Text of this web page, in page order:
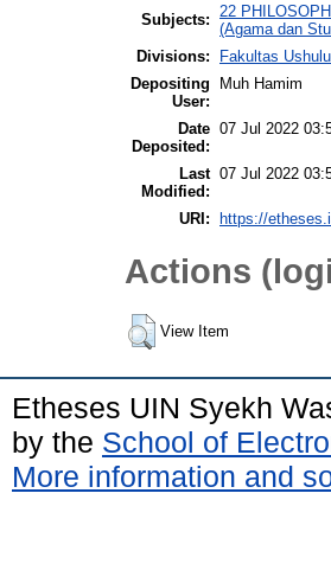
Subjects:
22
(Agama dan
Divisions:
Fakultas
Depositing
User:
Muh Hamim
Date
Deposited:
07 Jul 2022
Last
Modified:
07 Jul 2022
URI: https://
Actions
View Item
Etheses UIN Syekh
by the School of
More information and